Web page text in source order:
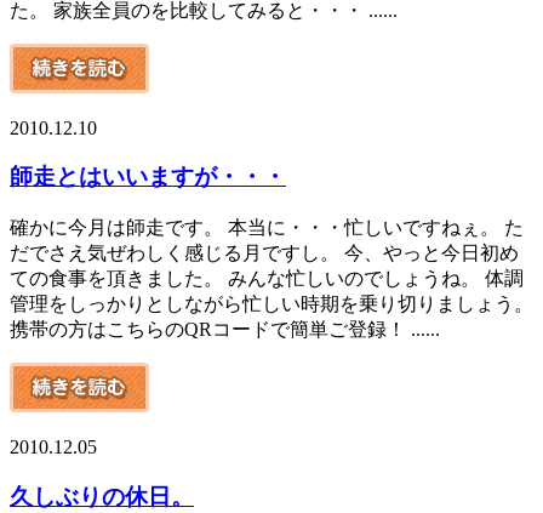
た。 家族全員のを比較してみると・・・ ......
2010.12.10
師走とはいいますが・・・
確かに今月は師走です。 本当に・・・忙しいですねぇ。 た
だでさえ気ぜわしく感じる月ですし。 今、やっと今日初め
ての食事を頂きました。 みんな忙しいのでしょうね。 体調
管理をしっかりとしながら忙しい時期を乗り切りましょう。
携帯の方はこちらのQRコードで簡単ご登録！ ......
2010.12.05
久しぶりの休日。